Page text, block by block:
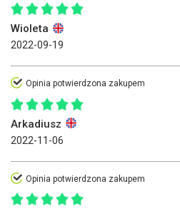
Wioleta
2022-09-19
Opinia potwierdzona zakupem
Arkadiusz
2022-11-06
Opinia potwierdzona zakupem